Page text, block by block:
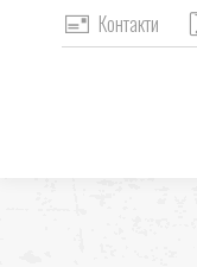
Контакти